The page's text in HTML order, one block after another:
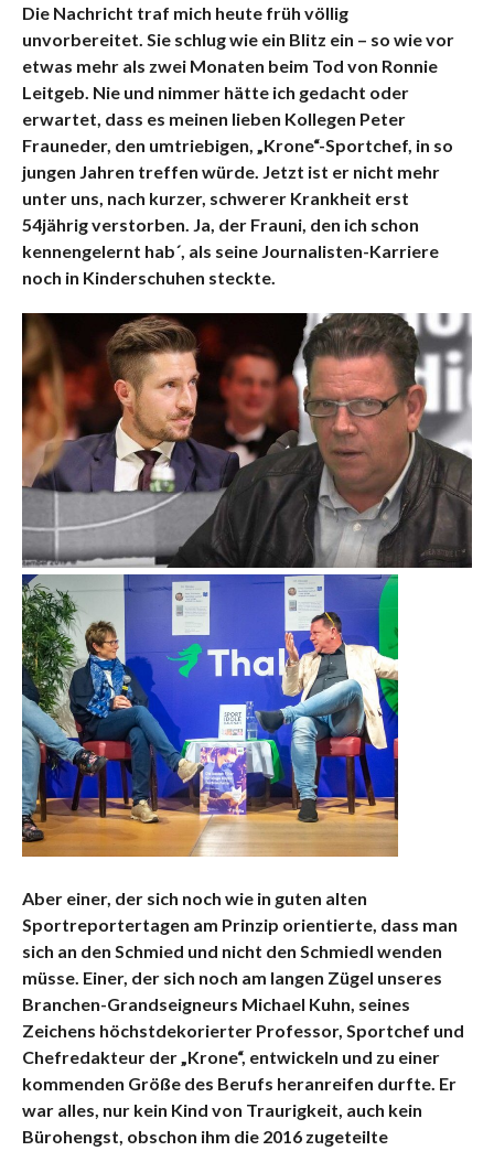
Die Nachricht traf mich heute früh völlig
unvorbereitet. Sie schlug wie ein Blitz ein – so wie vor
etwas mehr als zwei Monaten beim Tod von Ronnie
Leitgeb. Nie und nimmer hätte ich gedacht oder
erwartet, dass es meinen lieben Kollegen Peter
Frauneder, den umtriebigen, „Krone“-Sportchef, in so
jungen Jahren treffen würde. Jetzt ist er nicht mehr
unter uns, nach kurzer, schwerer Krankheit erst
54jährig verstorben. Ja, der Frauni, den ich schon
kennengelernt hab´, als seine Journalisten-Karriere
noch in Kinderschuhen steckte.
Aber einer, der sich noch wie in guten alten
Sportreportertagen am Prinzip orientierte, dass man
sich an den Schmied und nicht den Schmiedl wenden
müsse. Einer, der sich noch am langen Zügel unseres
Branchen-Grandseigneurs Michael Kuhn, seines
Zeichens höchstdekorierter Professor, Sportchef und
Chefredakteur der „Krone“, entwickeln und zu einer
kommenden Größe des Berufs heranreifen durfte. Er
war alles, nur kein Kind von Traurigkeit, auch kein
Bürohengst, obschon ihm die 2016 zugeteilte